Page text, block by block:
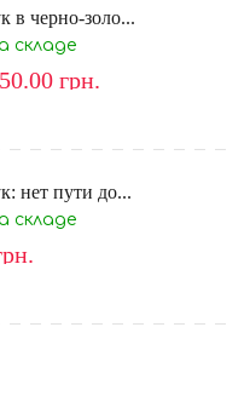
в черно-золо...
складе
грн.
нет пути до...
складе